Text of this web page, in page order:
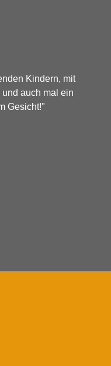
Kindern, mit
auch mal ein
Gesicht!"